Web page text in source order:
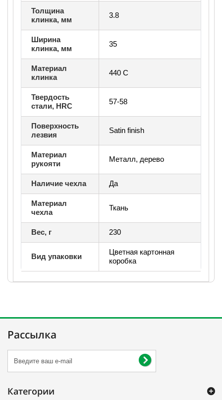
Толщина
клинка, мм
3.8
Ширина
клинка, мм
35
Материал
клинка
440 С
Твердость
стали, HRC
57-58
Поверхность
лезвия
Satin finish
Материал
рукояти
Металл, дерево
Наличие чехла Да
Материал
чехла
Ткань
Вес, г 230
Вид упаковки
Цветная картонная
коробка
Рассылка
Категории